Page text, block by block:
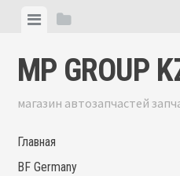
content
ViewView
MP GROUP
магазин автозапчастей
Главная
BF Germany